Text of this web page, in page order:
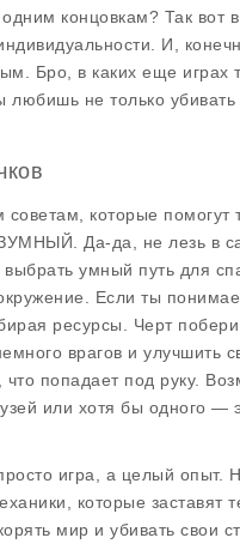
концовкам? Так вот
И,
Бро, в каких еще
не только
которые
Да-да, не лезь в
выбрать умный путь для
Если ты
ресурсы. Черт
врагов и улучшить
попадает под руку.
или хотя бы одного —
игра, а целый опыт.
которые заставят
мир и убивать свои